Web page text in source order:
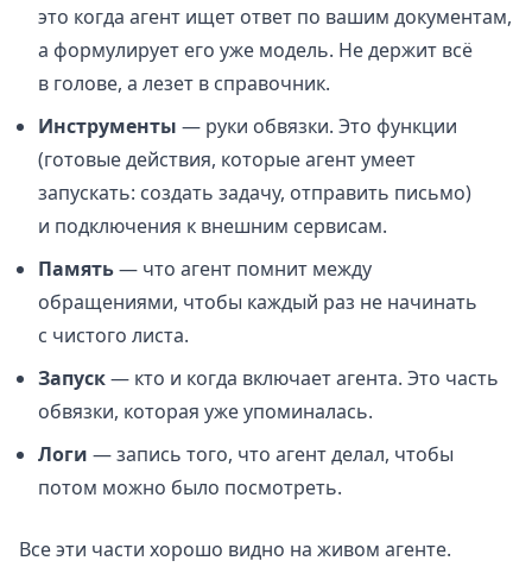
это когда агент ищет ответ по вашим документам,
а формулирует его уже модель. Не держит всё
в голове, а лезет в справочник.
Инструменты — руки обвязки. Это функции
(готовые действия, которые агент умеет
запускать: создать задачу, отправить письмо)
и подключения к внешним сервисам.
Память— что агент помнит между
обращениями, чтобы каждый раз не начинать
с чистого листа.
Запуск— кто и когда включает агента. Это часть
обвязки, которая уже упоминалась.
Логи — запись того, что агент делал, чтобы
потом можно было посмотреть.
Все эти части хорошо видно на живом агенте.